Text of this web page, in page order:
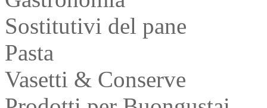
Sostitutivi del pane
Pasta
Vasetti & Conserve